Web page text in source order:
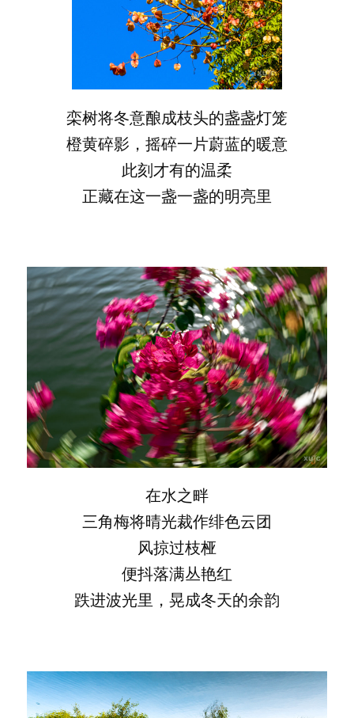
栾树将冬意酿成枝头的盏盏灯笼
橙黄碎影，摇碎一片蔚蓝的暖意
此刻才有的温柔
正藏在这一盏一盏的明亮里
在水之畔
三角梅将晴光裁作绯色云团
风掠过枝桠
便抖落满丛艳红
跌进波光里，晃成冬天的余韵